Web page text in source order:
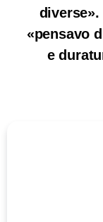
diverse».
«pensavo
e